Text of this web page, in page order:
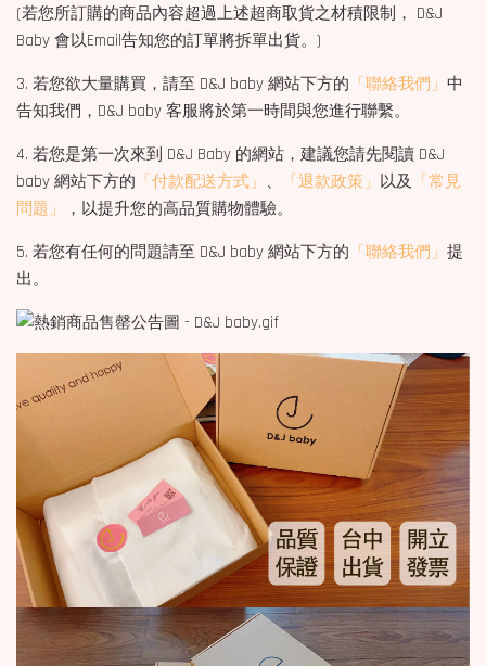
(若您所訂購的商品內容超過上述超商取貨之材積限制， D&J
Baby 會以Email告知您的訂單將拆單出貨。)
3. 若您欲大量購買，請至 D&J baby 網站下方的 「聯絡我們」 中
告知我們，D&J baby 客服將於第一時間與您進行聯繫。
4. 若您是第一次來到 D&J Baby 的網站，建議您請先閱讀 D&J
baby 網站下方的 「付款配送方式」 、 「退款政策」 以及 「常見
問題」
，以提升您的高品質購物體驗。
5. 若您有任何的問題請至 D&J baby 網站下方的 「聯絡我們」 提
出。